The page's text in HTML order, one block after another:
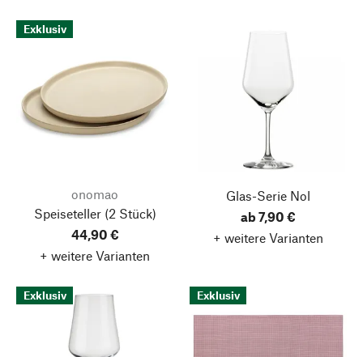
Exklusiv
onomao
Speiseteller(2 Stück)
44,90 €
+ weitere Varianten
Glas-Serie Nol
ab 7,90 €
+ weitere Varianten
Exklusiv Exklusiv